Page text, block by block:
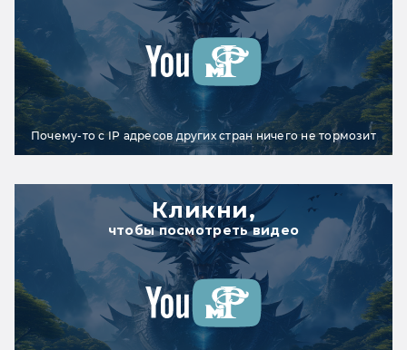
Почему-то с IP адресов других стран ничего не тормозит
Кликни,
чтобы посмотреть видео